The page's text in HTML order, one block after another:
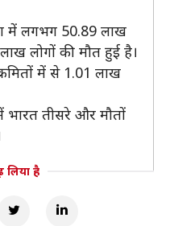
में लगभग 50.89 लाख
लोगों की मौत हुई है।
में से 1.01 लाख
भारत तीसरे और मौतों
है